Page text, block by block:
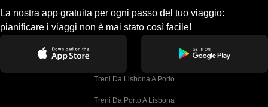
La nostra app gratuita per ogni passo del tuo viaggio:
pianificare i viaggi non è mai stato così facile!
Treni Da Lisbona A Porto
Treni Da Porto A Lisbona